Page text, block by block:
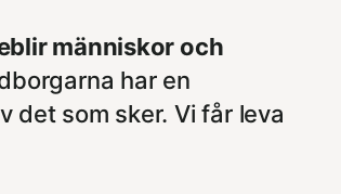
människor och
har en
det som sker. Vi får leva